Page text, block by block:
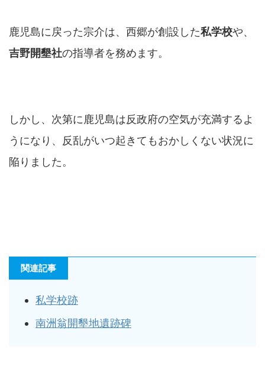
鹿児島に戻った宗介は、西郷が創設した私学校や、
吉野開墾社の指導者を務めます。
しかし、次第に鹿児島は反政府の空気が充満するよ
うになり、反乱がいつ起きてもおかしくない状況に
陥りました。
関連記事
私学校跡
南洲翁開墾地遺跡碑